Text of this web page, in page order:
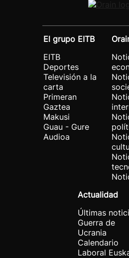
El grupo EITB
EITB
Deportes
Televisión a la
carta
Primeran
Gaztea
Makusi
Guau - Gure
Audioa
Actualidad
Últimas
Guerra de
Ucrania
Calendario
Laboral